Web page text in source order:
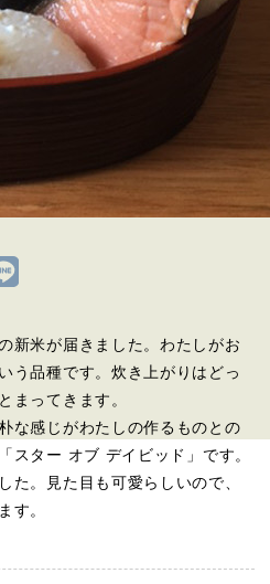
新米が届きました。わたしがお
う品種です。炊き上がりはどっ
まってきます。
な感じがわたしの作るものとの
スター オブ デイビッド」です。
た。見た目も可愛らしいので、
す。